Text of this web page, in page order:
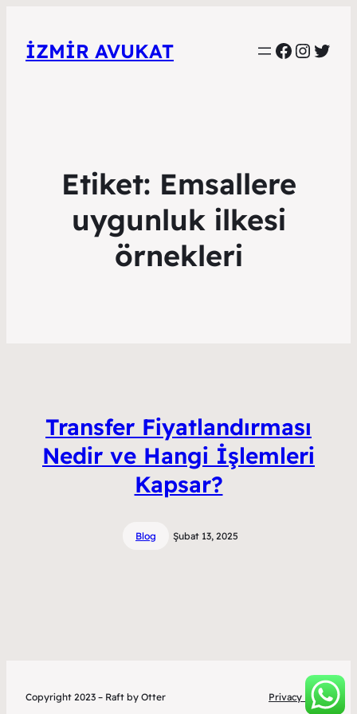
İZMIR AVUKAT
Etiket: Emsallere
uygunluk ilkesi
örnekleri
Transfer Fiyatlandırması
Nedir ve Hangi İşlemleri
Kapsar?
Blog Şubat 13, 2025
Copyright 2023 – Raft by Otter Privacy Policy